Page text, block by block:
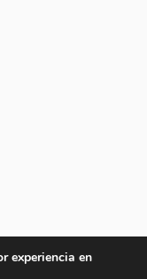
experiencia en